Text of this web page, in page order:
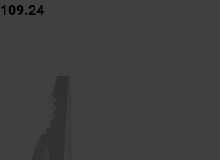
109.24